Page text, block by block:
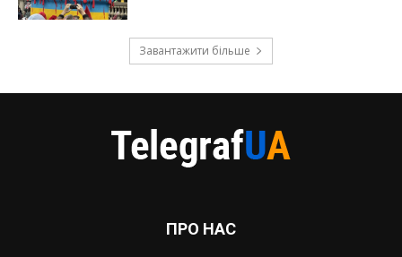
Завантажити більше
ПРО НАС